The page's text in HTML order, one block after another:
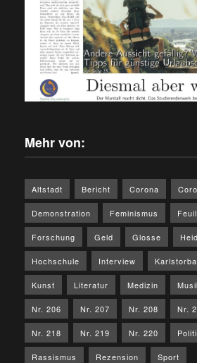
Mehr von:
Altstadt Bericht Corona
Demonstration Feminismus
Forschung Geld Glosse
Hochschule Interview
Kunst Literatur Medizin
Nr. 206 Nr. 207 Nr. 208 Nr.
Nr. 218 Nr. 219 Nr. 220
Rassismus Rezension Sport